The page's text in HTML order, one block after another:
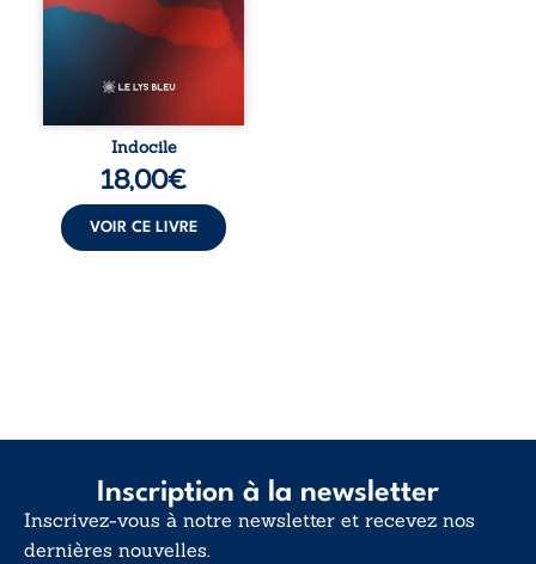
sabote, cet
ouvrage parle à
vivent trop fort,
trop vrai, trop tôt.
traversée. Une
langue nue. Une
insurrection
déclaration
d’existence pour ...
Indocile
18,00€
VOIR CE LIVRE
Inscription à la newsletter
Inscrivez-vous à notre newsletter et recevez nos
dernières nouvelles.